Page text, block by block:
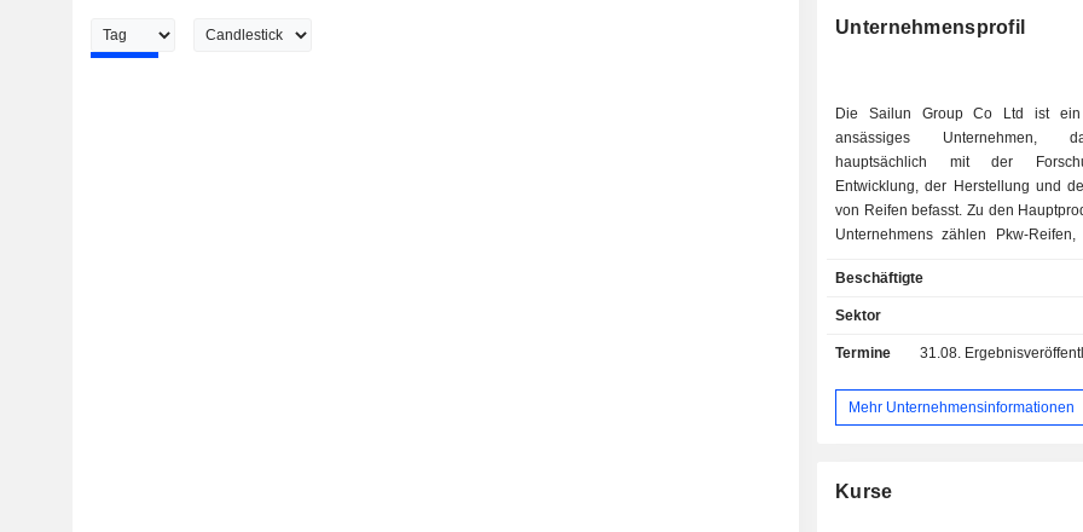
Unternehmensprofil
Die Sailun Group Co Ltd ist
ansässiges Unternehmen,
hauptsächlich mit der
Entwicklung, der Herstellung und
von Reifen befasst. Zu den
Unternehmens zählen Pkw-Reifen,
und Busreifen, Reifen für
Produkte aus dem
zudem Halbstahl-Radialreifen,
des Unternehmens gehören
Blackhawk und MAXAM. Das
Märkten.
Beschäftigte
Sektor
Termine 31.08.
Mehr Unternehmensinformationen
Kurse